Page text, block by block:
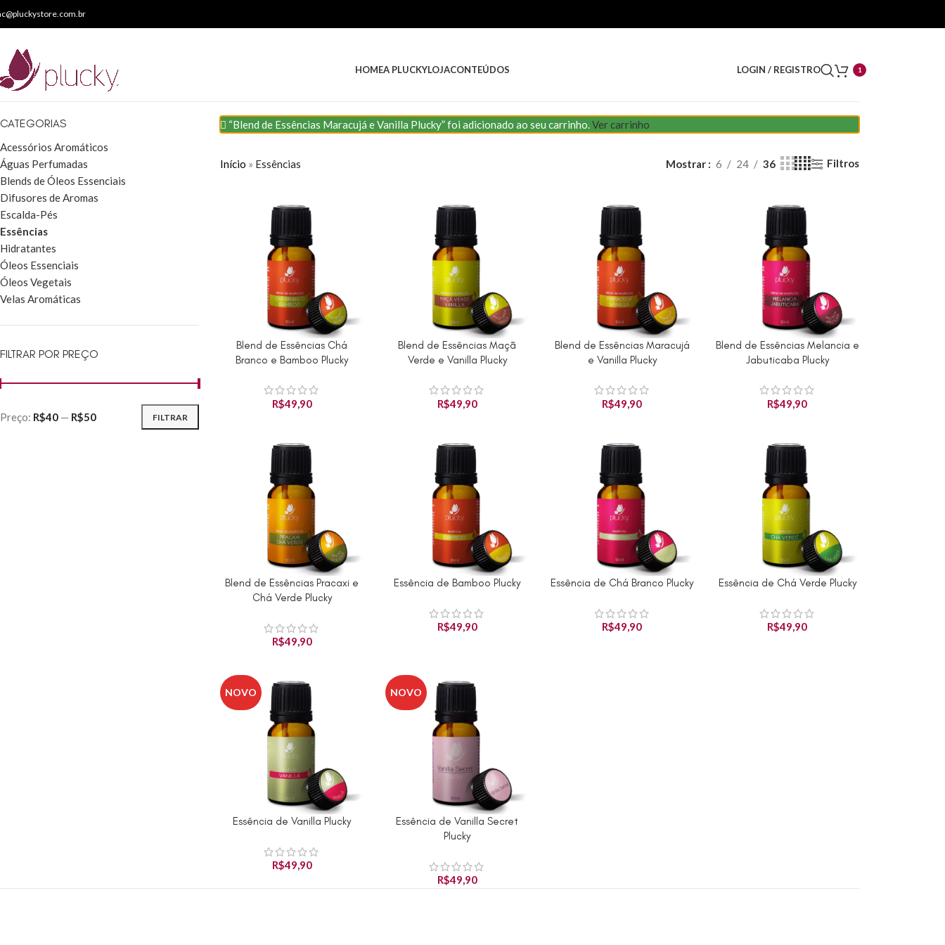
HOMEA PLUCKYLOJACONTEÚDOS LOGIN / REGISTRO 1
CATEGORIAS
Acessórios Aromáticos
Águas Perfumadas
Blends de Óleos Essenciais
Difusores de Aromas
Escalda-Pés
Essências
Hidratantes
Óleos Essenciais
Óleos Vegetais
Velas Aromáticas
FILTRAR POR PREÇO
FILTRAR
Preço: R$40 — R$50
“Blend de Essências Maracujá e Vanilla Plucky” foi adicionado ao seu carrinho.Ver carrinho
Início » Essências Mostrar 6 24 36 Filtros
ADICIONAR AO CARRINHO
Blend de Essências Chá
Branco e Bamboo Plucky
R$49,90
Produto Indisponível
Blend de Essências Maçã
Verde e Vanilla Plucky
R$49,90
ADICIONAR AO CARRINHO
Blend de Essências Maracujá
e Vanilla Plucky
R$49,90
ADICIONAR AO CARRINHO
Blend de Essências Melancia e
Jabuticaba Plucky
R$49,90
Produto Indisponível
Blend de Essências Pracaxi e
Chá Verde Plucky
R$49,90
ADICIONAR AO CARRINHO
Essência de Bamboo Plucky
R$49,90
ADICIONAR AO CARRINHO
Essência de Chá Branco Plucky
R$49,90
ADICIONAR AO CARRINHO
Essência de Chá Verde Plucky
R$49,90
NOVO
ADICIONAR AO CARRINHO
Essência de Vanilla Plucky
R$49,90
NOVO
ADICIONAR AO CARRINHO
Essência de Vanilla Secret
Plucky
R$49,90